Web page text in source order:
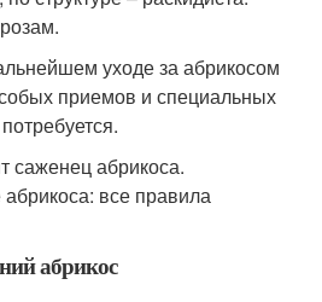
уходе за абрикосом
приемов и специальных
абрикос